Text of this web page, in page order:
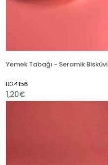
Yemek Tabağı - Seramik Bisküvi
R24156
1,20€